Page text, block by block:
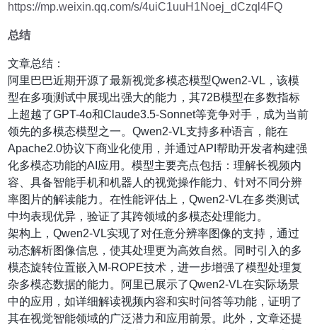
https://mp.weixin.qq.com/s/4uiC1uuH1Noej_dCzql4FQ
总结
文章总结：
阿里巴巴近期开源了最新视觉多模态模型Qwen2-VL，该模
型在多项测试中展现出强大的能力，其72B模型在多数指标
上超越了GPT-4o和Claude3.5-Sonnet等竞争对手，成为当前
领先的多模态模型之一。Qwen2-VL支持多种语言，能在
Apache2.0协议下商业化使用，并通过API帮助开发者构建强
化多模态功能的AI应用。模型主要亮点包括：理解长视频内
容、具备智能手机和机器人的视觉操作能力、针对不同分辨
率图片的解读能力。在性能评估上，Qwen2-VL在多类测试
中均表现优异，验证了其跨领域的多模态处理能力。
架构上，Qwen2-VL实现了对任意分辨率图像的支持，通过
动态解析图像信息，使其处理更为高效自然。同时引入的多
模态旋转位置嵌入M-ROPE技术，进一步增强了模型处理复
杂多模态数据的能力。阿里已展示了Qwen2-VL在实际场景
中的应用，如详细解读视频内容和实时问答等功能，证明了
其在视觉智能领域的广泛潜力和应用前景。此外，文章还提